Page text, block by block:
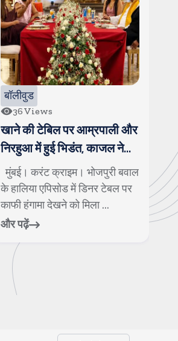
बॉलीवुड
36Views
खाने की टेबिल पर आम्रपाली और
निरहुआ में हुई भिडंत, काजल ने
कहा, अब इज्जत नहीं करूंगी
मुंबई। करंट क्राइम। भोजपुरी बवाल
के हालिया एपिसोड में डिनर टेबल पर
काफी हंगामा देखने को मिला ...
और पढ़ें